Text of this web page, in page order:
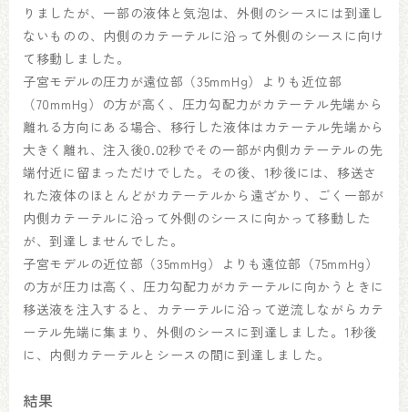
りましたが、一部の液体と気泡は、外側のシースには到達し
ないものの、内側のカテーテルに沿って外側のシースに向け
て移動しました。
子宮モデルの圧力が遠位部（35mmHg）よりも近位部
（70mmHg）の方が高く、圧力勾配力がカテーテル先端から
離れる方向にある場合、移行した液体はカテーテル先端から
大きく離れ、注入後0.02秒でその一部が内側カテーテルの先
端付近に留まっただけでした。その後、1秒後には、移送さ
れた液体のほとんどがカテーテルから遠ざかり、ごく一部が
内側カテーテルに沿って外側のシースに向かって移動した
が、到達しませんでした。
子宮モデルの近位部（35mmHg）よりも遠位部（75mmHg）
の方が圧力は高く、圧力勾配力がカテーテルに向かうときに
移送液を注入すると、カテーテルに沿って逆流しながらカテ
ーテル先端に集まり、外側のシースに到達しました。1秒後
に、内側カテーテルとシースの間に到達しました。
結果